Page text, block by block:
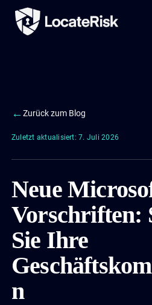
←Zurück zum Blog
Zuletzt aktualisiert: 7. Juli 2026
Neue
Vorschriften:
Sie Ihre
n